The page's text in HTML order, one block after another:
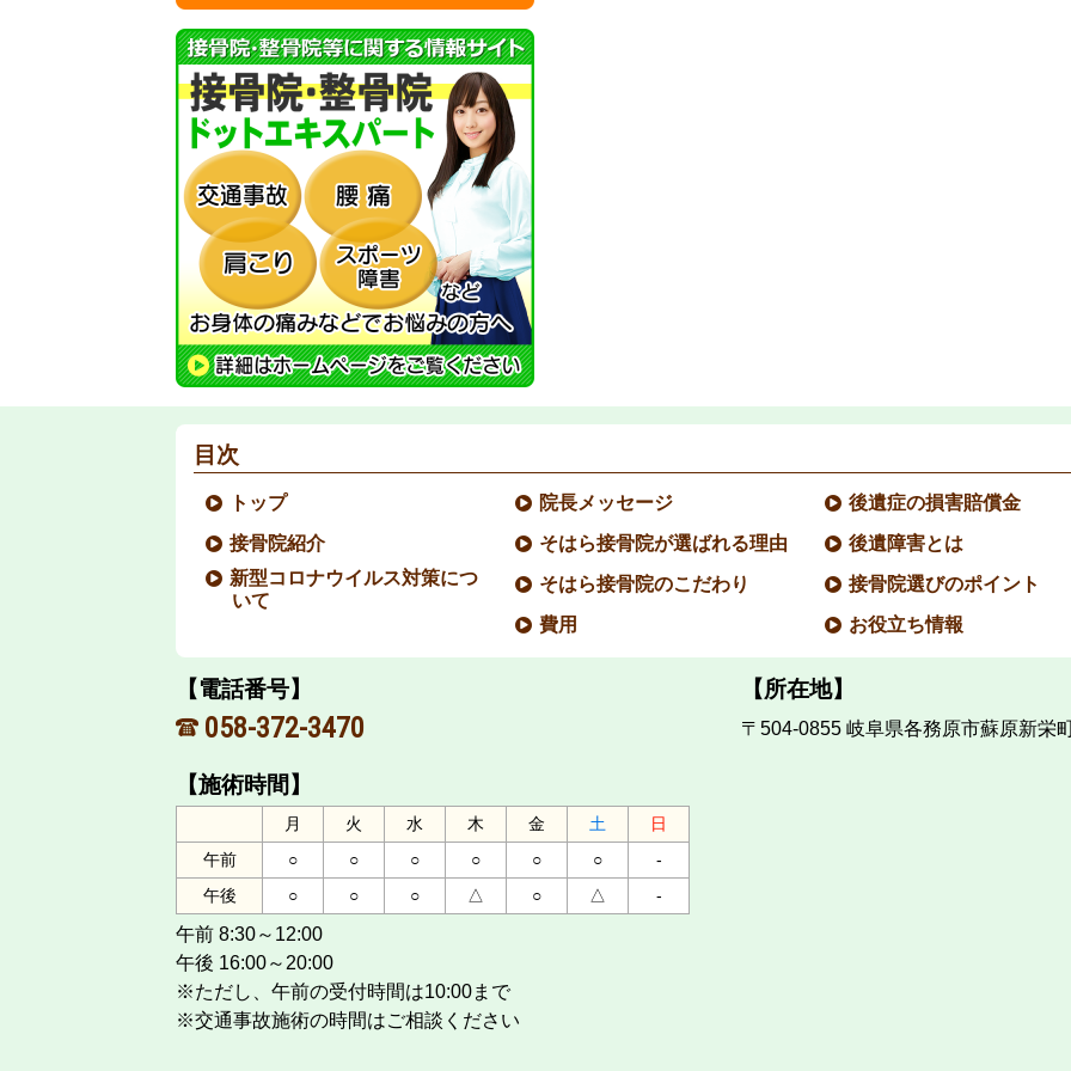
目次
トップ
接骨院紹介
新型コロナウイルス対策につ
いて
院長メッセージ
そはら接骨院が選ばれる理由
そはら接骨院のこだわり
費用
後遺症の損害賠償金
後遺障害とは
接骨院選びのポイント
お役立ち情報
【電話番号】
058-372-3470
【施術時間】
月 火 水 木 金 土
日
午前
○ ○ ○ ○ ○ ○
-
午後
○ ○ ○ △ ○ △ -
午前 8:30～12:00
午後 16:00～20:00
※ただし、午前の受付時間は10:00まで
※交通事故施術の時間はご相談ください
【所在地】
〒504-0855岐阜県各務原市蘇原新栄